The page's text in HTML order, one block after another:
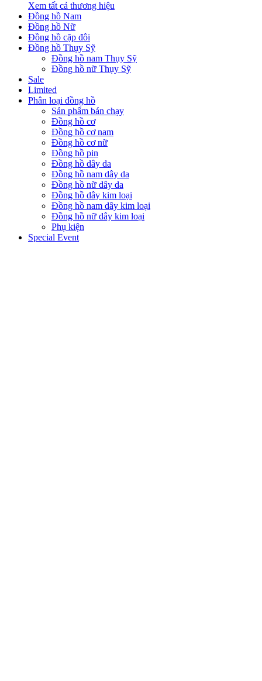
Xem tất cả thương hiệu
Đồng hồ Nam
Đồng hồ Nữ
Đồng hồ cặp đôi
Đồng hồ Thụy Sỹ
Đồng hồ nam Thụy Sỹ
Đồng hồ nữ Thụy Sỹ
Sale
Limited
Phân loại đồng hồ
Sản phẩm bán chạy
Đồng hồ cơ
Đồng hồ cơ nam
Đồng hồ cơ nữ
Đồng hồ pin
Đồng hồ dây da
Đồng hồ nam dây da
Đồng hồ nữ dây da
Đồng hồ dây kim loại
Đồng hồ nam dây kim loại
Đồng hồ nữ dây kim loại
Phụ kiện
Special Event